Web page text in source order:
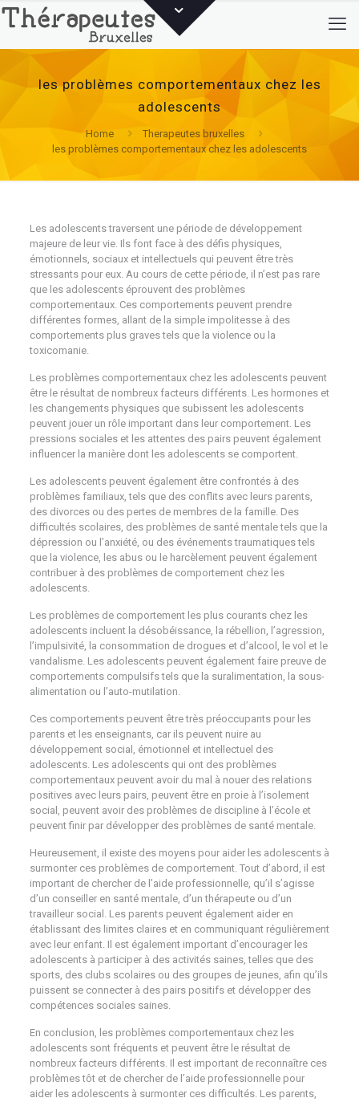
les problèmes comportementaux chez les
adolescents
Home
Therapeutes bruxelles
les problèmes comportementaux chez les adolescents
Les adolescents traversent une période de développement
majeure de leur vie. Ils font face à des défis physiques,
émotionnels, sociaux et intellectuels qui peuvent être très
stressants pour eux. Au cours de cette période, il n’est pas rare
que les adolescents éprouvent des problèmes
comportementaux. Ces comportements peuvent prendre
différentes formes, allant de la simple impolitesse à des
comportements plus graves tels que la violence ou la
toxicomanie.
Les problèmes comportementaux chez les adolescents peuvent
être le résultat de nombreux facteurs différents. Les hormones et
les changements physiques que subissent les adolescents
peuvent jouer un rôle important dans leur comportement. Les
pressions sociales et les attentes des pairs peuvent également
influencer la manière dont les adolescents se comportent.
Les adolescents peuvent également être confrontés à des
problèmes familiaux, tels que des conflits avec leurs parents,
des divorces ou des pertes de membres de la famille. Des
difficultés scolaires, des problèmes de santé mentale tels que la
dépression ou l’anxiété, ou des événements traumatiques tels
que la violence, les abus ou le harcèlement peuvent également
contribuer à des problèmes de comportement chez les
adolescents.
Les problèmes de comportement les plus courants chez les
adolescents incluent la désobéissance, la rébellion, l’agression,
l’impulsivité, la consommation de drogues et d’alcool, le vol et le
vandalisme. Les adolescents peuvent également faire preuve de
comportements compulsifs tels que la suralimentation, la sous-
alimentation ou l’auto-mutilation.
Ces comportements peuvent être très préoccupants pour les
parents et les enseignants, car ils peuvent nuire au
développement social, émotionnel et intellectuel des
adolescents. Les adolescents qui ont des problèmes
comportementaux peuvent avoir du mal à nouer des relations
positives avec leurs pairs, peuvent être en proie à l’isolement
social, peuvent avoir des problèmes de discipline à l’école et
peuvent finir par développer des problèmes de santé mentale.
Heureusement, il existe des moyens pour aider les adolescents à
surmonter ces problèmes de comportement. Tout d’abord, il est
important de chercher de l’aide professionnelle, qu’il s’agisse
d’un conseiller en santé mentale, d’un thérapeute ou d’un
travailleur social. Les parents peuvent également aider en
établissant des limites claires et en communiquant régulièrement
avec leur enfant. Il est également important d’encourager les
adolescents à participer à des activités saines, telles que des
sports, des clubs scolaires ou des groupes de jeunes, afin qu’ils
puissent se connecter à des pairs positifs et développer des
compétences sociales saines.
En conclusion, les problèmes comportementaux chez les
adolescents sont fréquents et peuvent être le résultat de
nombreux facteurs différents. Il est important de reconnaître ces
problèmes tôt et de chercher de l’aide professionnelle pour
aider les adolescents à surmonter ces difficultés. Les parents,